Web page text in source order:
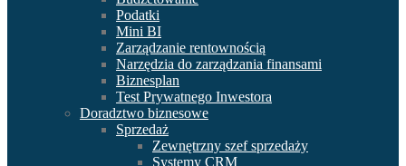
Podatki
Mini BI
Zarządzanie rentownością
Narzędzia do zarządzania finansami
Biznesplan
Test Prywatnego Inwestora
Doradztwo biznesowe
Sprzedaż
Zewnętrzny szef sprzedaży
Systemy CRM